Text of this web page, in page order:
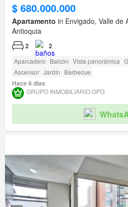
$ 680.000.000
Apartamento in Envigado, Valle de
Antioquia
2 2
Aparcadero Balcón Vista panorámica
Ascensor Jardín Barbecue
Hace 6 días
GRUPO INMOBILIARIO GPG